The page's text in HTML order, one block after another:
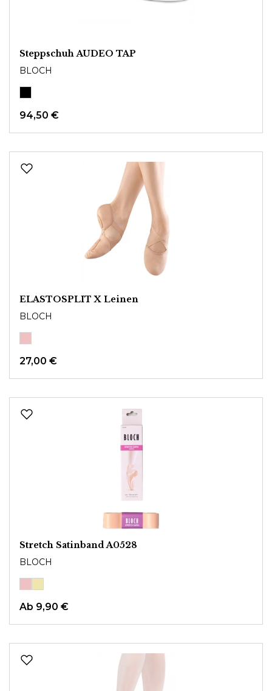
Steppschuh AUDEO TAP
BLOCH
94,50 €
ELASTOSPLIT X Leinen
BLOCH
27,00 €
Stretch Satinband A0528
BLOCH
Ab 9,90 €